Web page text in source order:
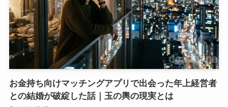
お金持ち向けマッチングアプリで出会った年上経営者
との結婚が破綻した話｜玉の輿の現実とは